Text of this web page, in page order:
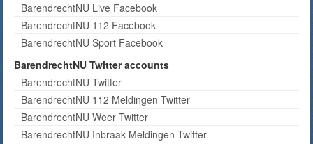
BarendrechtNU Live Facebook
BarendrechtNU 112 Facebook
BarendrechtNU Sport Facebook
BarendrechtNU Twitter accounts
BarendrechtNU Twitter
BarendrechtNU 112 Meldingen Twitter
BarendrechtNU Weer Twitter
BarendrechtNU Inbraak Meldingen Twitter